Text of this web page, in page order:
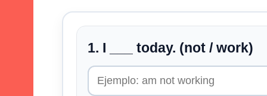
1. I ___ today. (not / work)